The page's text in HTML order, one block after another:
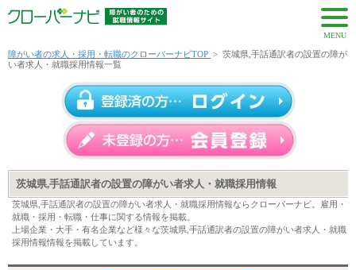
MENU
障がい者の求人・採用・転職のクローバーナビTOP > 茨城県,手話通訳者の設置の障が
い者求人・就職採用情報一覧
茨城県,手話通訳者の設置の障がい者求人・就職採用情報
茨城県,手話通訳者の設置の障がい者求人・就職採用情報ならクローバーナビ。雇用・
就職・採用・転職・仕事に関する情報を掲載。
上場企業・大手・有名企業など様々な茨城県,手話通訳者の設置の障がい者求人・就職
採用情報情報を掲載しています。